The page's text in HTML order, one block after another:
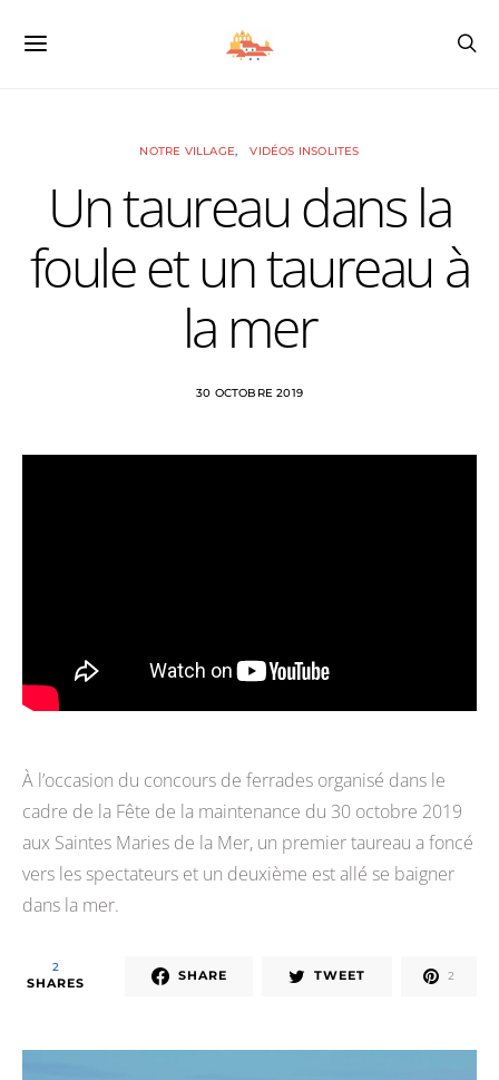
NOTRE VILLAGE VIDÉOS INSOLITES
Un taureau dans la
foule et un taureau à
la mer
30 OCTOBRE 2019
À l’occasion du concours de ferrades organisé dans le
cadre de la Fête de la maintenance du 30 octobre 2019
aux Saintes Maries de la Mer, un premier taureau a foncé
vers les spectateurs et un deuxième est allé se baigner
dans la mer.
2
SHARES SHARE TWEET 2